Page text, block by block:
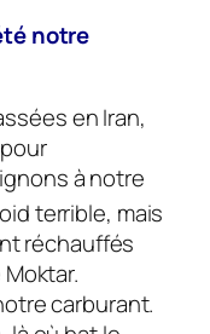
notre
en Iran,
à notre
terrible, mais
réchauffés
carburant.